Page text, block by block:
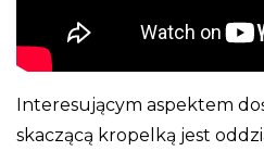
Interesującym aspektem
skaczącą kropelką jest